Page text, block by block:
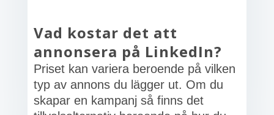
Vad kostar det att
annonsera på LinkedIn?
Priset kan variera beroende på vilken
typ av annons du lägger ut. Om du
skapar en kampanj så finns det